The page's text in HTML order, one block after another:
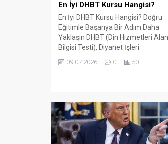
En İyi DHBT Kursu Hangisi?
En İyi DHBT Kursu Hangisi? Doğru
Eğitimle Başarıya Bir Adım Daha
Yaklaşın DHBT (Din Hizmetleri Alan
Bilgisi Testi), Diyanet İşleri
Başkanlığında görev almak isteyen
adaylar için büyük önem taşıyan bir
Ancak en sık sorulan sorulardan...
09.07.2026 0 50